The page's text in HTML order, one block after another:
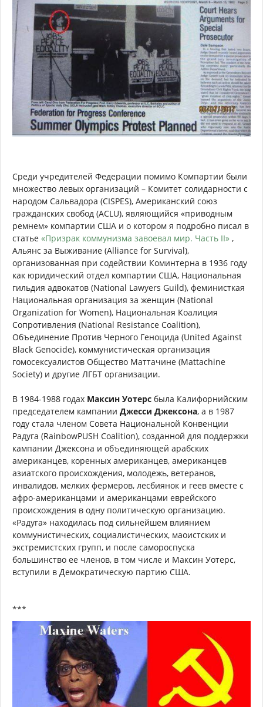
Среди учредителей Федерации помимо Компартии были
множество левых организаций – Комитет солидарности с
народом Сальвадора (CISPES), Американский союз
гражданских свобод (ACLU), являющийся «приводным
ремнем» компартии США и о котором я подробно писал в
статье «Призрак коммунизма завоевал мир. Часть II» ,
Альянс за Выживание (Alliance for Survival),
организованная при содействии Коминтерна в 1936 году
как юридический отдел компартии США, Национальная
гильдия адвокатов (National Lawyers Guild), феминисткая
Национальная организация за женщин (National
Organization for Women), Национальная Коалиция
Сопротивления (National Resistance Coalition),
Объединение Против Черного Геноцида (United Against
Black Genocide), коммунистическая организация
гомосексуалистов Общество Маттачине (Mattachine
Society) и другие ЛГБТ организации.
В 1984-1988 годах Максин Уотерс была Калифорнийским
председателем кампании Джесси Джексона, а в 1987
году стала членом Совета Национальной Конвенции
Радуга (RainbowPUSH Coalition), созданной для поддержки
кампании Джексона и объединяющей арабских
американцев, коренных американцев, американцев
азиатского происхождения, молодежь, ветеранов,
инвалидов, мелких фермеров, лесбиянок и геев вместе с
афро-американцами и американцами еврейского
происхождения в одну политическую организацию.
«Радуга» находилась под сильнейшем влиянием
коммунистических, социалистических, маоистских и
экстремистских групп, и после самороспуска
большинство ее членов, в том числе и Максин Уотерс,
вступили в Демократическую партию США.
***